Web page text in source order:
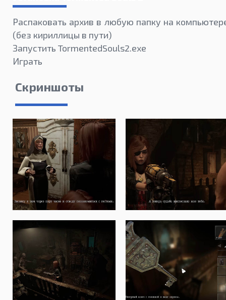
Распаковать архив в любую папку на
(без кириллицы в пути)
Запустить TormentedSouls2.exe
Играть
Скриншоты